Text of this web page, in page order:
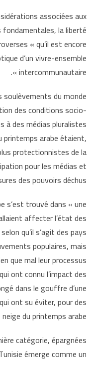
associées aux
la liberté
« qu’il est encore
d’un vivre-ensemble
intercommunautaire ».
soulèvements du monde
des conditions socio-
à des médias pluralistes
arabeétaient,
protectionnistes de la
pour les médias et
des pouvoirs déchus ».
s’est trouvé dans « une
affecter l’état des
qu’il s’agit des pays
populaires, mais
que mal leur processus
ont connu l’impact des
dans le gouffre d’une
ont su éviter, pour des
du printemps arabe »..
catégorie, épargnées
émerge comme un